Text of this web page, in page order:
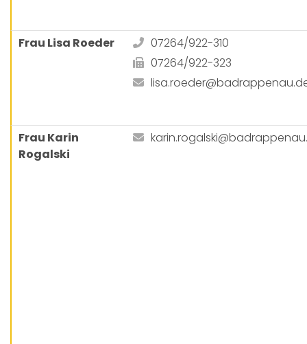
Frau Lisa Roeder
07264/922-310
07264/922-323
Frau Karin
Rogalski